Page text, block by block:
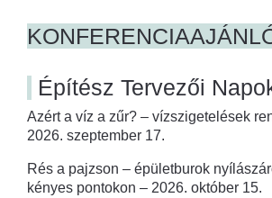
Építész Tervezői
Azért a víz a zűr? – vízszigetelések
2026. szeptember 17.
Rés a pajzson – épületburok
kényes pontokon – 2026. október 15.